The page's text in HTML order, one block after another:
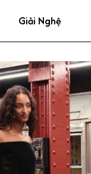
Giải Nghệ